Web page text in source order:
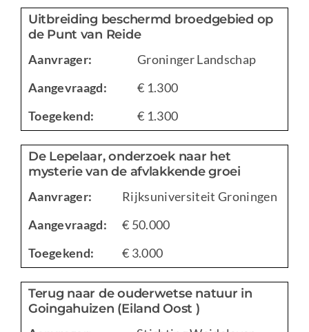
Uitbreiding beschermd broedgebied op
de Punt van Reide
Aanvrager:
Groninger Landschap
Aangevraagd:
€ 1.300
Toegekend:
€ 1.300
De Lepelaar, onderzoek naar het
mysterie van de afvlakkende groei
Aanvrager:
Rijksuniversiteit Groningen
Aangevraagd:
€ 50.000
Toegekend:
€ 3.000
Terug naar de ouderwetse natuur in
Goingahuizen (Eiland Oost )